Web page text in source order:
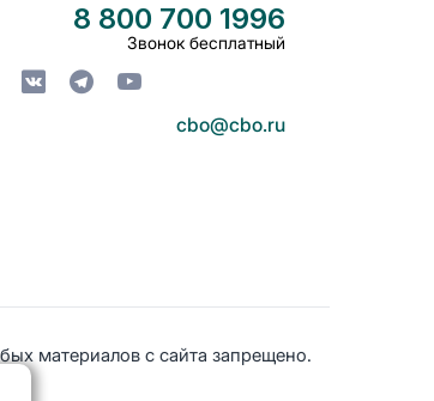
8 800 700 1996
Звонок бесплатный
cbo@cbo.ru
материалов с сайта запрещено.